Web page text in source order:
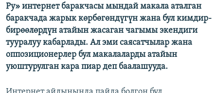
Ру» интернет баракчасы мындай макала аталган
баракчада жарык көрбөгөндүгүн жана бул кимдир-
бирөөлөрдүн атайын жасаган чагымы экендиги
тууралуу кабарлады. Ал эми саясатчылар жана
оппозиционерлер бул макалаларды атайын
уюштурулган кара пиар деп баалашууда.